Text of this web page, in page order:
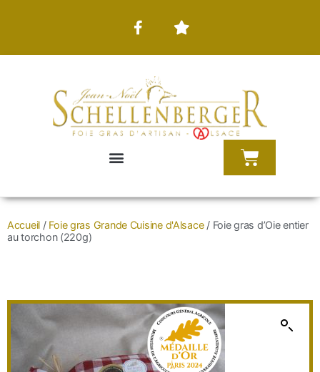
Accueil / Foie gras Grande Cuisine d'Alsace/ Foie gras d’Oie entier
au torchon (220g)